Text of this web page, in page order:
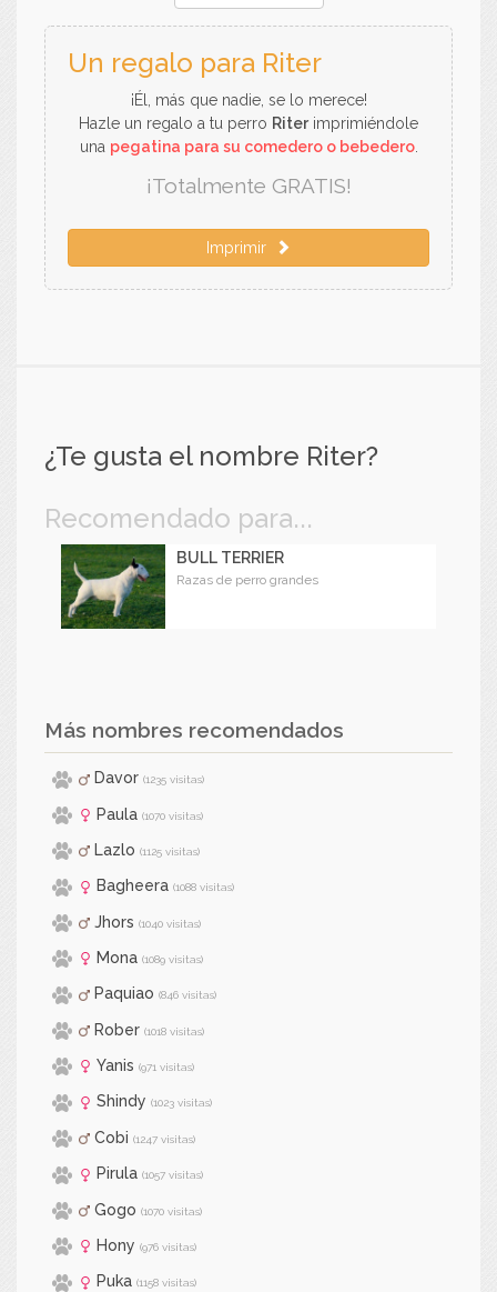
Un regalo para Riter
¡Él, más que nadie, se lo merece!
Hazle un regalo a tu perro Riterimprimiéndole
una pegatina para su comedero o bebedero.
¡Totalmente GRATIS!
Imprimir
¿Te gusta el nombre Riter?
Recomendado para...
BULL TERRIER
Razas de perro grandes
Más nombres recomendados
Davor (1235 visitas)
Paula (1070 visitas)
Lazlo (1125 visitas)
Bagheera (1088 visitas)
Jhors (1040 visitas)
Mona (1089 visitas)
Paquiao (846 visitas)
Rober (1018 visitas)
Yanis (971 visitas)
Shindy (1023 visitas)
Cobi (1247 visitas)
Pirula (1057 visitas)
Gogo (1070 visitas)
Hony (976 visitas)
Puka (1158 visitas)